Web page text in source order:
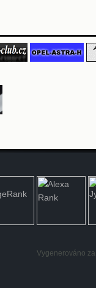
Vygenerováno